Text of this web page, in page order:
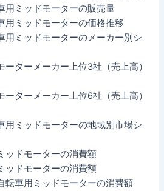
用ミッドモーターの販売量
用ミッドモーターの価格推移
用ミッドモーターのメーカー別シ
ーターメーカー上位3社（売上高）
ーターメーカー上位6社（売上高）
用ミッドモーターの地域別市場シ
ッドモーターの消費額
ッドモーターの消費額
転車用ミッドモーターの消費額